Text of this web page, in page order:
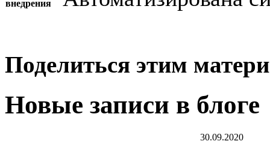
внедрения
Поделиться этим
Новые записи в блоге
30.09.2020